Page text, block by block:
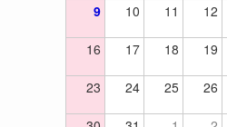
9 10 11 12
16 17 18 19
23 24 25 26